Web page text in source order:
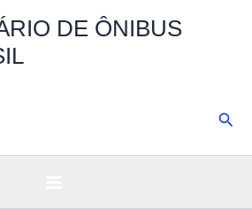
DE ÔNIBUS